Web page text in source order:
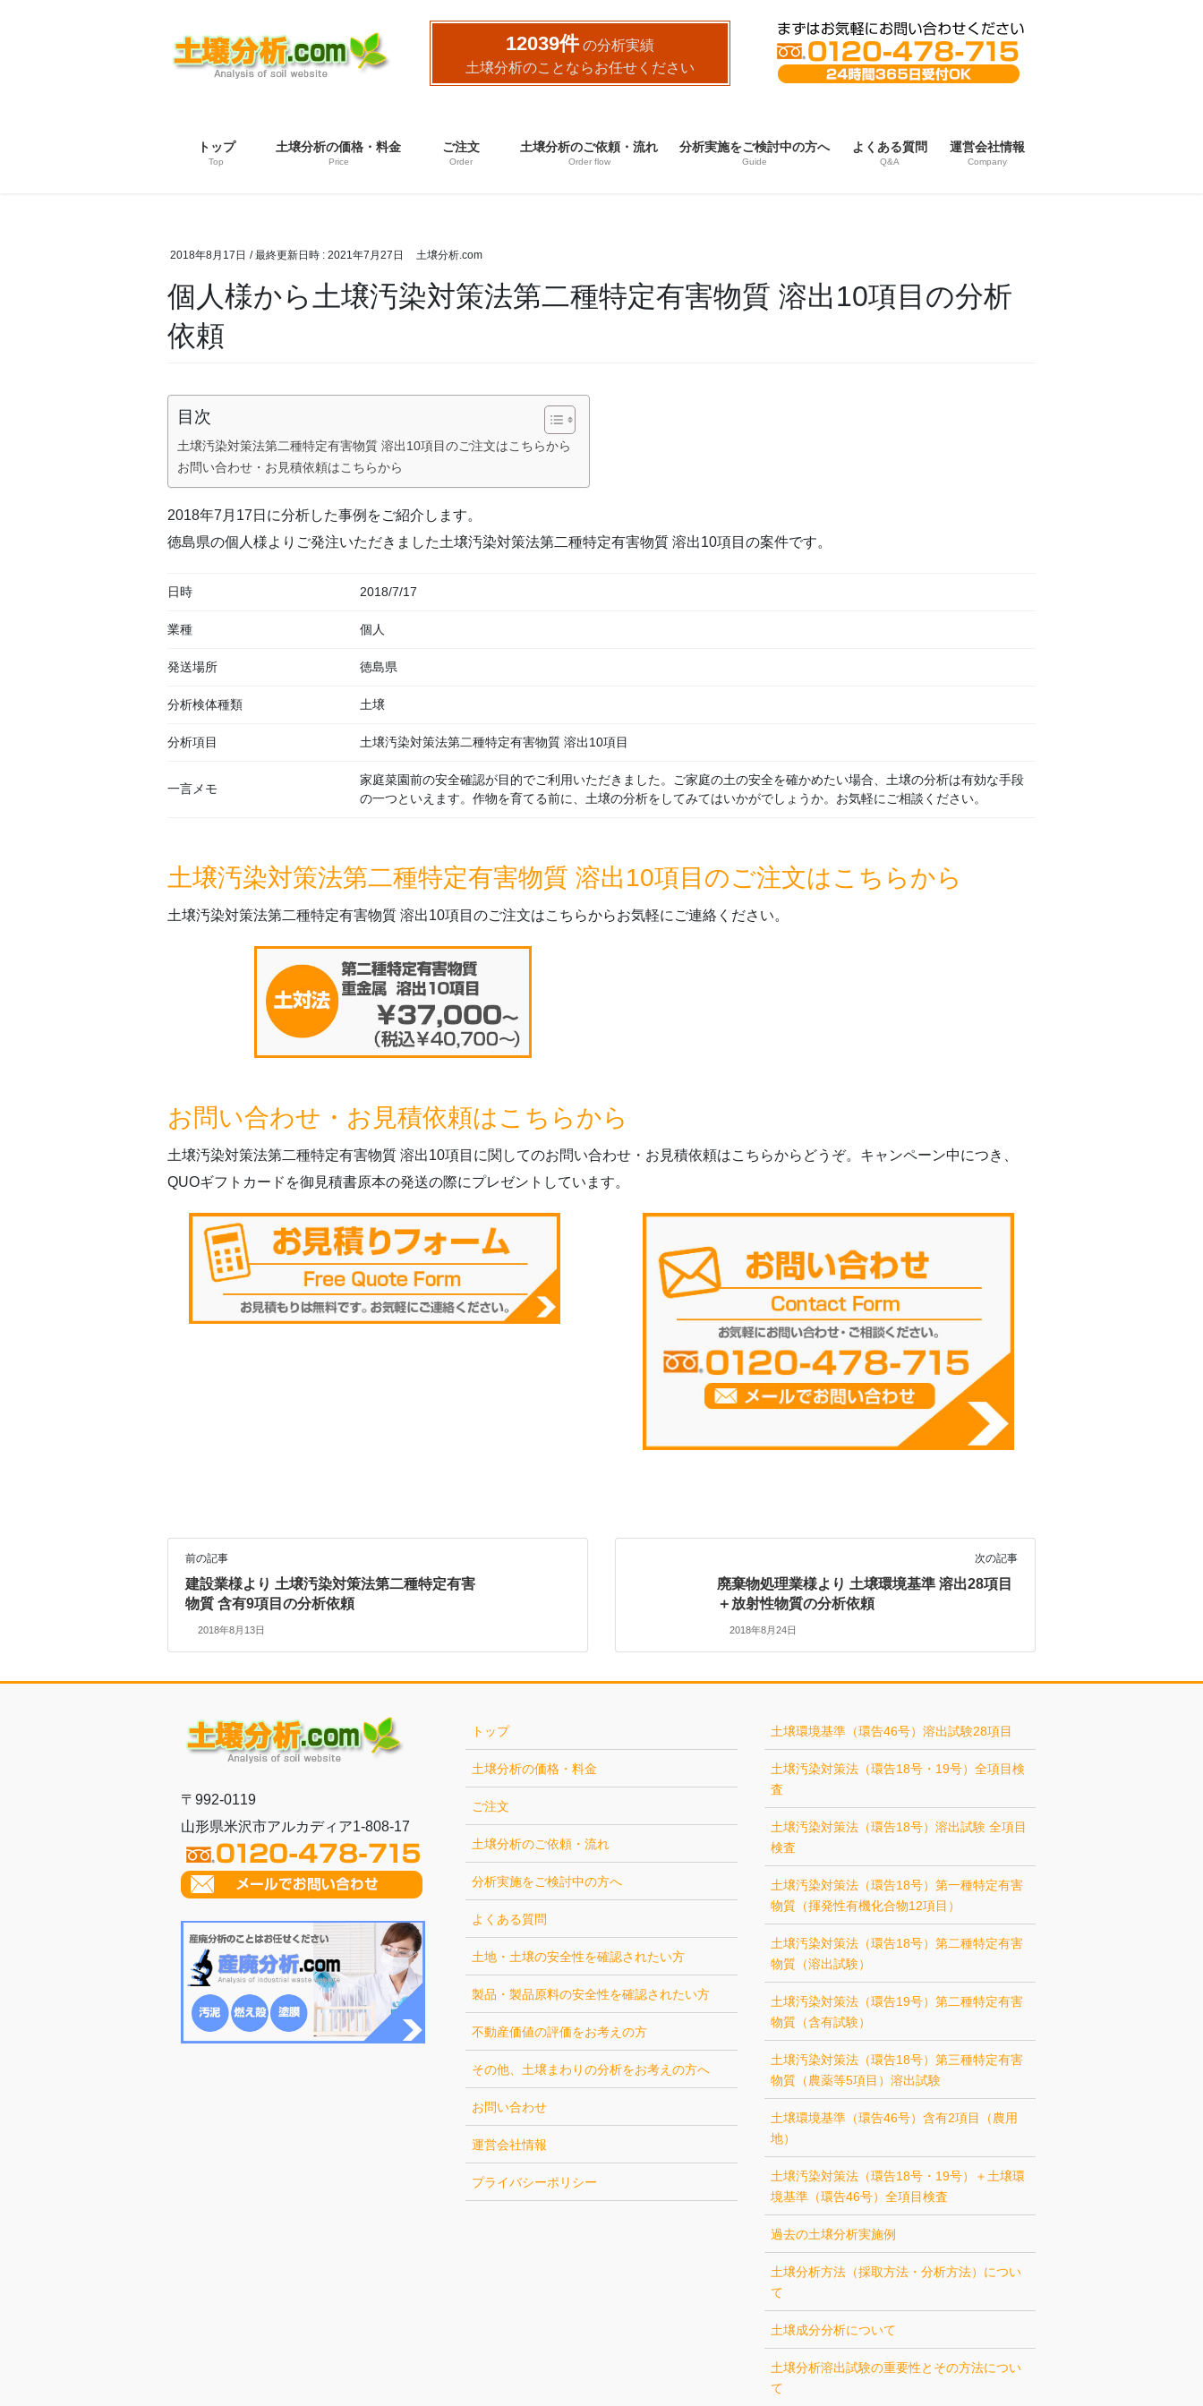
12039件の分析実績
土壌分析のことならお任せください
トップ
Top
土壌分析の価格・料金
Price
ご注文
Order
土壌分析のご依頼・流れ
Order flow
分析実施をご検討中の方へ
Guide
よくある質問
Q&A
運営会社情報
Company
2018年8月17日 / 最終更新日時 : 2021年7月27日 土壌分析.com
個人様から土壌汚染対策法第二種特定有害物質 溶出10項目の分析
依頼
目次
土壌汚染対策法第二種特定有害物質 溶出10項目のご注文はこちらから
お問い合わせ・お見積依頼はこちらから
2018年7月17日に分析した事例をご紹介します。
徳島県の個人様よりご発注いただきました土壌汚染対策法第二種特定有害物質 溶出10項目の案件です。
日時 2018/7/17
業種 個人
発送場所 徳島県
分析検体種類 土壌
分析項目 土壌汚染対策法第二種特定有害物質 溶出10項目
一言メモ
家庭菜園前の安全確認が目的でご利用いただきました。ご家庭の土の安全を確かめたい場合、土壌の分析は有効な手段
の一つといえます。作物を育てる前に、土壌の分析をしてみてはいかがでしょうか。お気軽にご相談ください。
土壌汚染対策法第二種特定有害物質 溶出10項目のご注文はこちらから
土壌汚染対策法第二種特定有害物質 溶出10項目のご注文はこちらからお気軽にご連絡ください。
お問い合わせ・お見積依頼はこちらから
土壌汚染対策法第二種特定有害物質 溶出10項目に関してのお問い合わせ・お見積依頼はこちらからどうぞ。キャンペーン中につき、
QUOギフトカードを御見積書原本の発送の際にプレゼントしています。
前の記事
建設業様より 土壌汚染対策法第二種特定有害
物質 含有9項目の分析依頼
2018年8月13日
次の記事
廃棄物処理業様より 土壌環境基準 溶出28項目
＋放射性物質の分析依頼
2018年8月24日
〒992-0119
山形県米沢市アルカディア1-808-17
トップ
土壌分析の価格・料金
ご注文
土壌分析のご依頼・流れ
分析実施をご検討中の方へ
よくある質問
土地・土壌の安全性を確認されたい方
製品・製品原料の安全性を確認されたい方
不動産価値の評価をお考えの方
その他、土壌まわりの分析をお考えの方へ
お問い合わせ
運営会社情報
プライバシーポリシー
土壌環境基準（環告46号）溶出試験28項目
土壌汚染対策法（環告18号・19号）全項目検
査
土壌汚染対策法（環告18号）溶出試験 全項目
検査
土壌汚染対策法（環告18号）第一種特定有害
物質（揮発性有機化合物12項目）
土壌汚染対策法（環告18号）第二種特定有害
物質（溶出試験）
土壌汚染対策法（環告19号）第二種特定有害
物質（含有試験）
土壌汚染対策法（環告18号）第三種特定有害
物質（農薬等5項目）溶出試験
土壌環境基準（環告46号）含有2項目（農用
地）
土壌汚染対策法（環告18号・19号）＋土壌環
境基準（環告46号）全項目検査
過去の土壌分析実施例
土壌分析方法（採取方法・分析方法）につい
て
土壌成分分析について
土壌分析溶出試験の重要性とその方法につい
て